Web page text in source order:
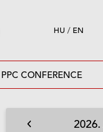
HU / EN
PPC CONFERENCE
2026.